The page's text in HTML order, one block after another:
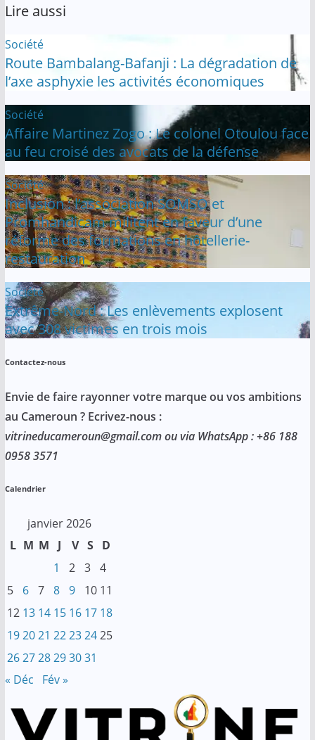
Lire aussi
Société
Route Bambalang-Bafanji : La dégradation de
l’axe asphyxie les activités économiques
Société
Affaire Martinez Zogo : Le colonel Otoulou face
au feu croisé des avocats de la défense
Société
Inclusion : l’association SOMSO et
Promhandicam militent en faveur d’une
réforme des formations en hôtellerie-
restauration
Société
Extrême-Nord : Les enlèvements explosent
avec 308 victimes en trois mois
Contactez-nous
Envie de faire rayonner votre marque ou vos ambitions
au Cameroun ? Ecrivez-nous :
vitrineducameroun@gmail.com ou via WhatsApp : +86 188
0958 3571
Calendrier
janvier 2026
L M M J V S D
1
2 3
4
5
6 7 8 9 10 11
12 13 14 15 16 17 18
192021 22232425
262728293031
« Déc
Fév »